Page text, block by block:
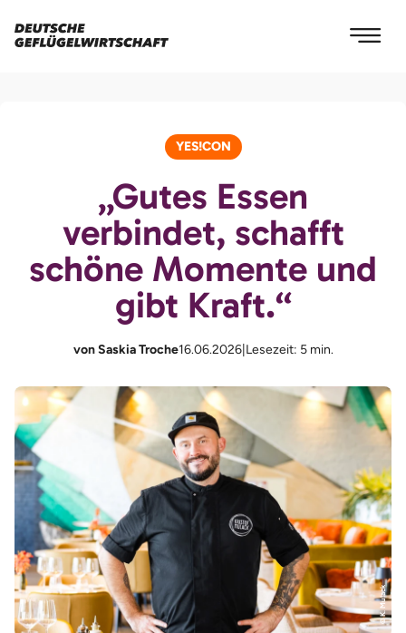
YES!CON
„Gutes Essen
verbindet, schafft
schöne Momente und
gibt Kraft.“
von Saskia Troche16.06.2026| Lesezeit: 5 min.
© K. Mulack